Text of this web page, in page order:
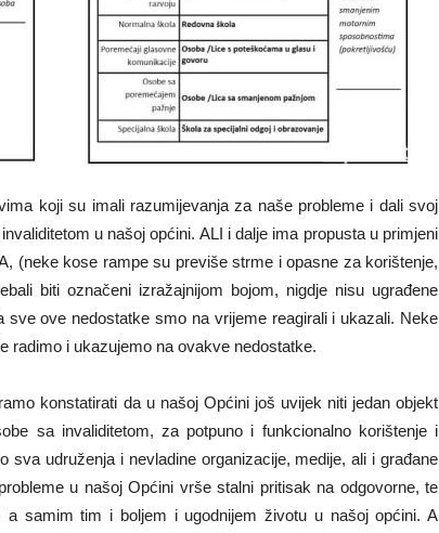
koji su imali razumijevanja za naše probleme i dali svoj
u našoj općini. ALI i dalje ima propusta u primjeni
(neke kose rampe su previše strme i opasne za korištenje,
biti označeni izražajnijom bojom, nigdje nisu ugrađene
ove nedostatke smo na vrijeme reagirali i ukazali. Neke
radimo i ukazujemo na ovakve nedostatke.
konstatirati da u našoj Općini još uvijek niti jedan objekt
sa invaliditetom, za potpuno i funkcionalno korištenje i
sva udruženja i nevladine organizacije, medije, ali i građane
u našoj Općini vrše stalni pritisak na odgovorne, te
a samim tim i boljem i ugodnijem životu u našoj općini. A